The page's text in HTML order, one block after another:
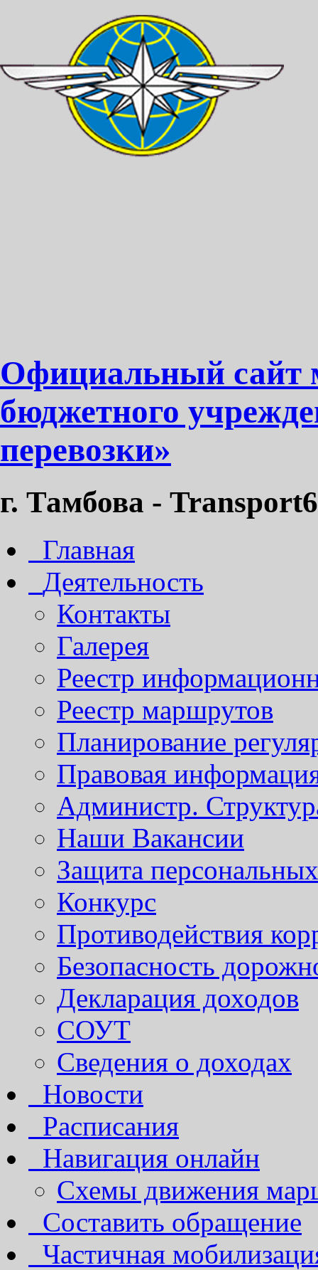
Официальный сайт
бюджетного
перевозки»
г. Тамбова -
Главная
Деятельность
Контакты
Галерея
Реестр
Реестр маршрутов
Планирование
Правовая
Администр.
Наши Вакансии
Защита
Конкурс
Противодействия
Безопасность
Декларация доходов
СОУТ
Сведения о доходах
Новости
Расписания
Навигация онлайн
Схемы движения
Составить обращение
Частичная